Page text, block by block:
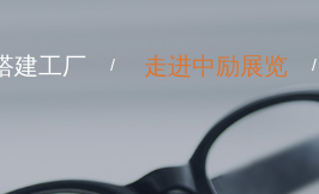
建工厂 / 走进中励展览 /